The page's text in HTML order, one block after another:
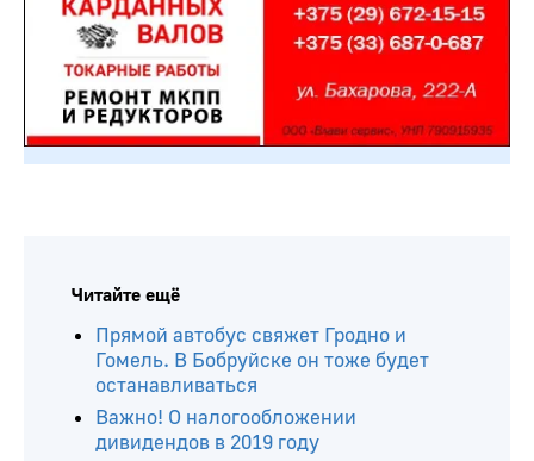
Читайте ещё
Прямой автобус свяжет Гродно и
Гомель. В Бобруйске он тоже будет
останавливаться
Важно! О налогообложении
дивидендов в 2019 году